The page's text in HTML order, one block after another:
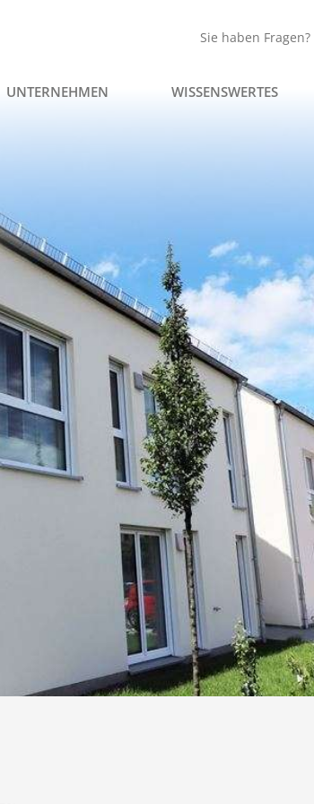
Sie haben Fragen?
UNTERNEHMEN WISSENSWERTES